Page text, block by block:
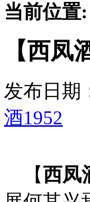
当前位置:
【西
发布日期
酒1952
【西凤